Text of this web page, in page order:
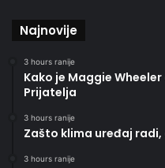
Najnovije
3 hours ranije
Kako je Maggie
Prijatelja
3 hours ranije
Zašto klima uređaj
3 hours ranije